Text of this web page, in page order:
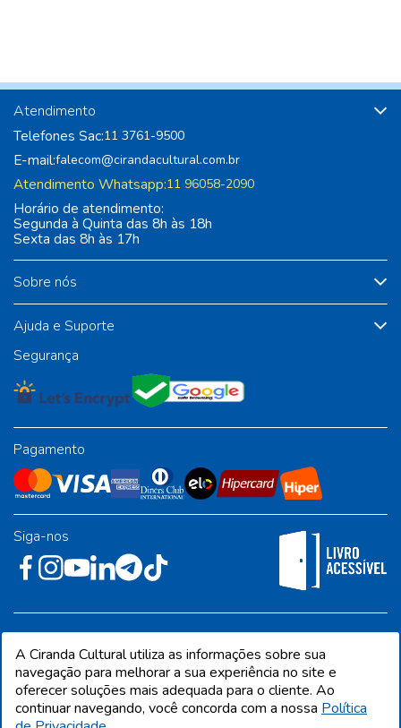
Sobre nós
Ajuda e Suporte
Atendimento
Telefones Sac:11 3761-9500
E-mail:falecom@cirandacultural.com.br
Atendimento Whatsapp:11 96058-2090
Horário de atendimento:
Segunda à Quinta das 8h às 18h
Sexta das 8h às 17h
Segurança
Pagamento
Siga-nos
Industrial - Jandira/SP - CEP 06612-001
A Ciranda Cultural utiliza as informações sobre sua
navegação para melhorar a sua experiência no site e
oferecer soluções mais adequada para o cliente. Ao
continuar navegando, você concorda com a nossa Política